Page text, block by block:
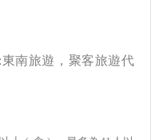
南旅遊，聚客旅遊代